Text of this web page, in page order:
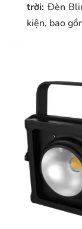
trời: Đèn
kiện, bao